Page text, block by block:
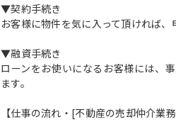
▼契約手続き
お客様に物件を気に入って頂ければ、
▼融資手続き
ローンをお使いになるお客様には、
ます。
【仕事の流れ・[不動産の売却仲介業務